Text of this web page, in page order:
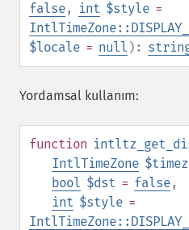
false, int $style =
$locale = null ):
Yordamsal kullanım:
function
IntlTimeZone
bool $dst = false,
int $style =